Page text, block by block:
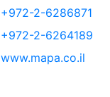
+972-2-6286871
+972-2-6264189
www.mapa.co.il